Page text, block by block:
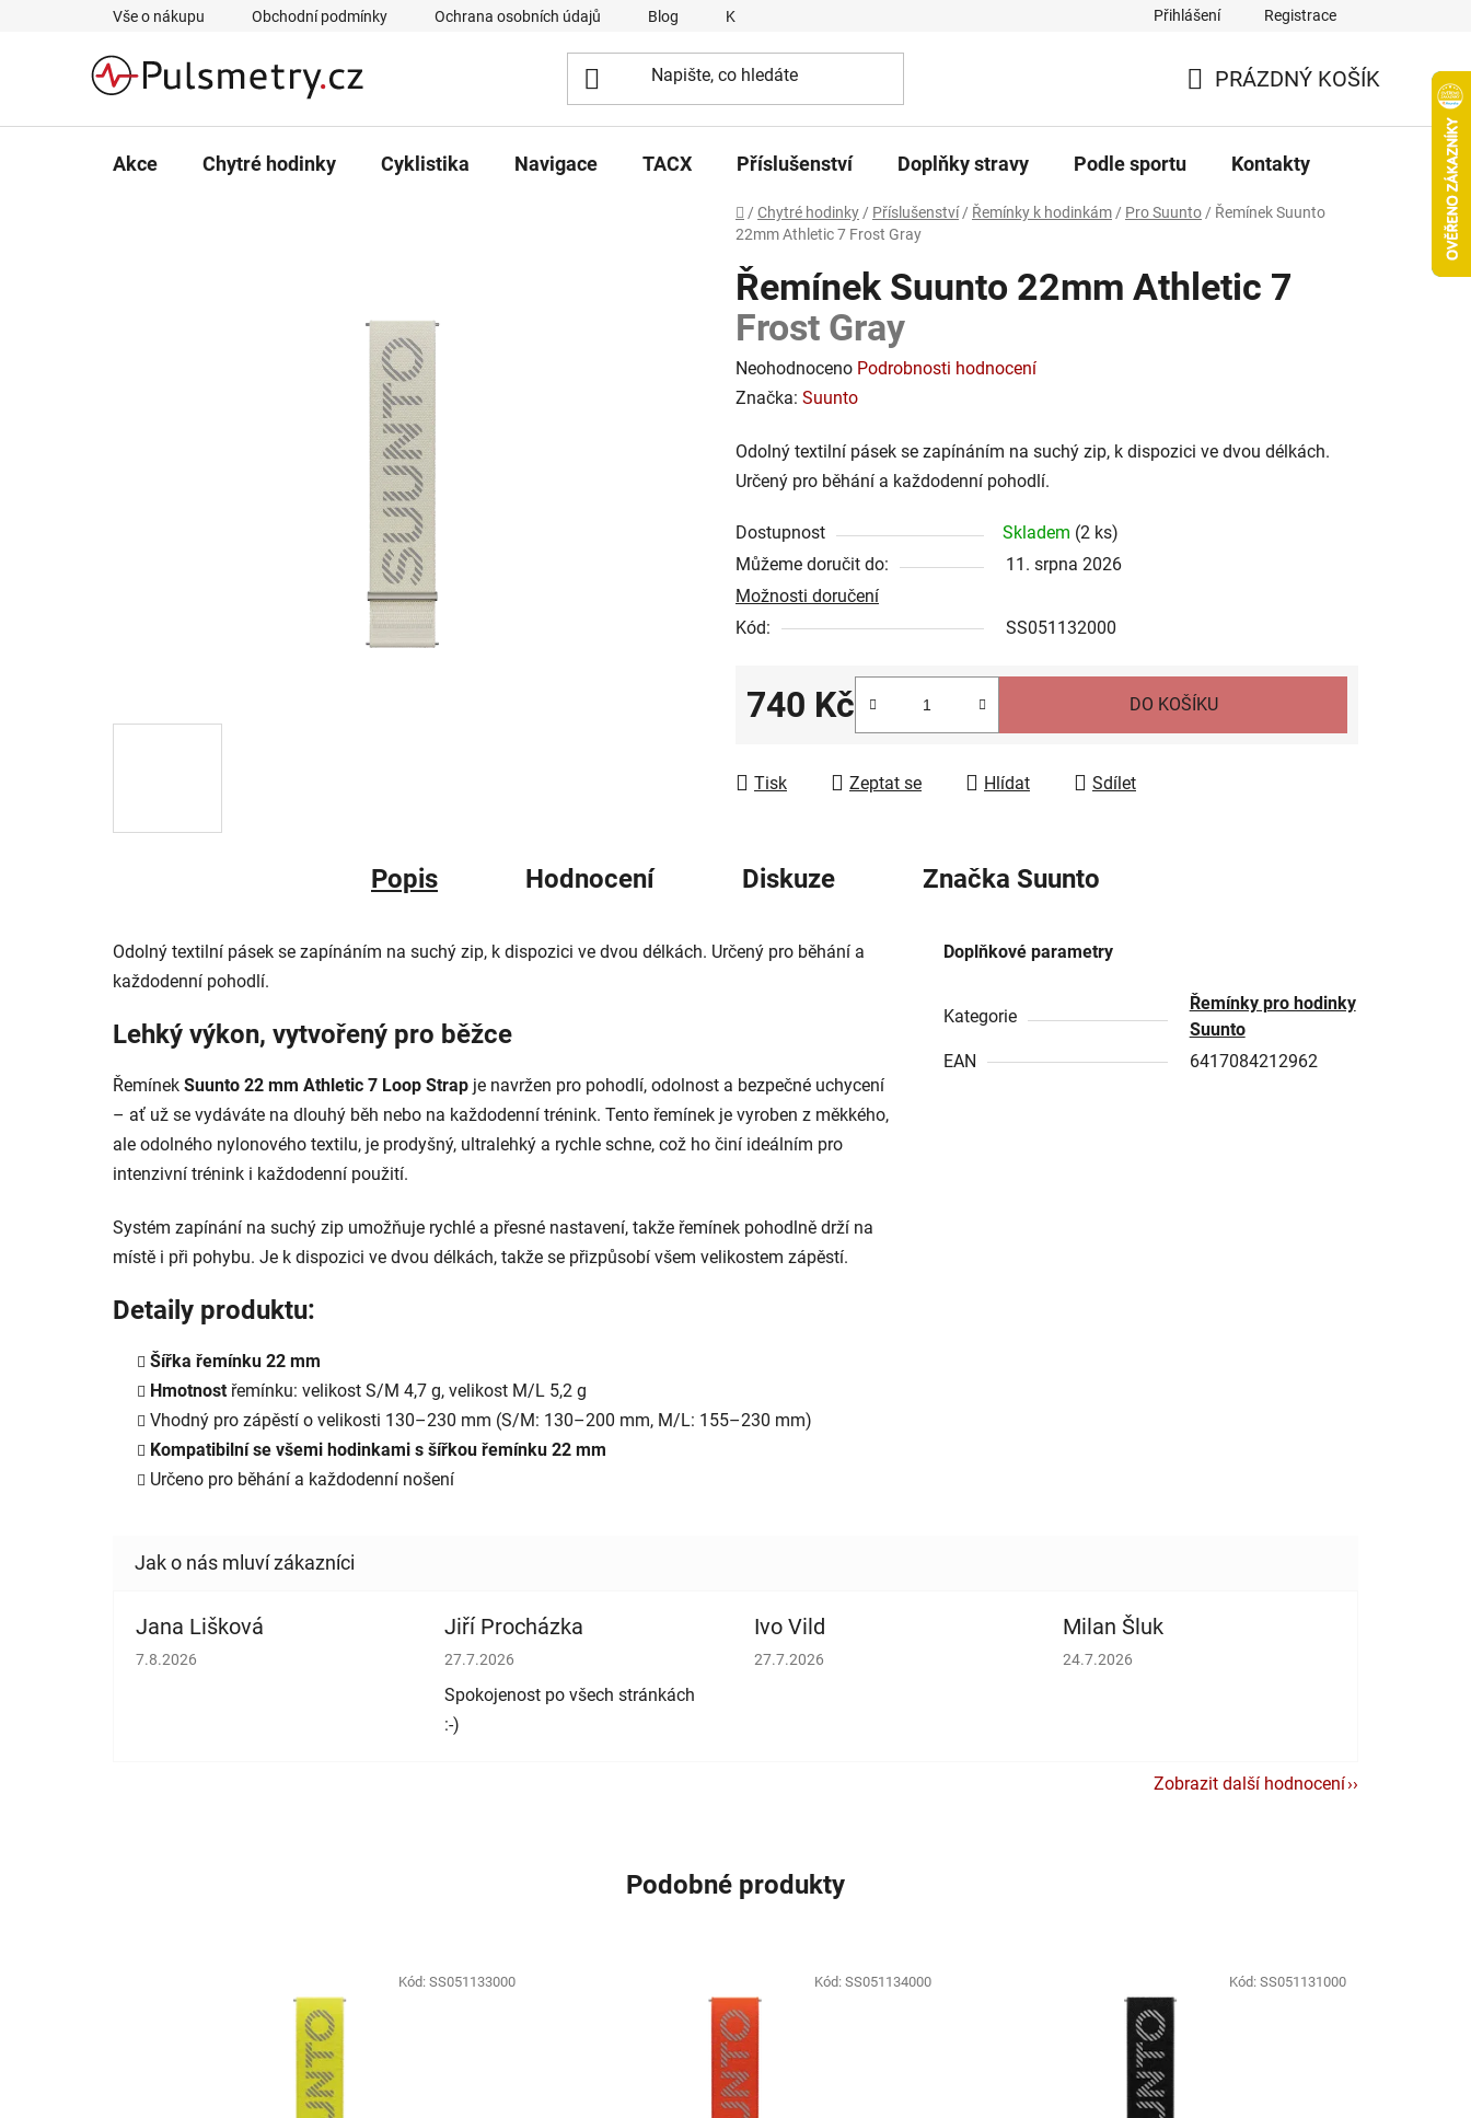
Vše o nákupu Obchodní podmínky Ochrana osobních údajů Blog Kontakty Přihlášení Registrace
KOŠÍK
PRÁZDNÝ KOŠÍK
Akce Chytré hodinky Cyklistika Navigace TACX Příslušenství Doplňky stravy Podle sportu Kontakty
Domů
/ Chytré hodinky / Příslušenství / Řemínky k hodinkám / Pro Suunto / Řemínek Suunto
22mm Athletic 7 Frost Gray
Řemínek Suunto 22mm Athletic 7
Frost Gray
Průměrné
hodnocení
je
0,0
5
hvězdiček.
Neohodnoceno Podrobnosti hodnocení
Značka: Suunto
Odolný textilní pásek se zapínáním na suchý zip, k dispozici ve dvou délkách.
Určený pro běhání a každodenní pohodlí.
Dostupnost Skladem (2 ks)
Můžeme doručit do:
11. srpna 2026
Možnosti doručení
Kód:
SS051132000
740 Kč DO KOŠÍKU
Tisk Zeptat se Hlídat Sdílet
Popis Hodnocení Diskuze Značka Suunto
Odolný textilní pásek se zapínáním na suchý zip, k dispozici ve dvou délkách. Určený pro běhání a
každodenní pohodlí.
Lehký výkon, vytvořený pro běžce
Řemínek Suunto 22 mm Athletic 7 Loop Strap je navržen pro pohodlí, odolnost a bezpečné uchycení
– ať už se vydáváte na dlouhý běh nebo na každodenní trénink. Tento řemínek je vyroben z měkkého,
ale odolného nylonového textilu, je prodyšný, ultralehký a rychle schne, což ho činí ideálním pro
intenzivní trénink i každodenní použití.
Systém zapínání na suchý zip umožňuje rychlé a přesné nastavení, takže řemínek pohodlně drží na
místě i při pohybu. Je k dispozici ve dvou délkách, takže se přizpůsobí všem velikostem zápěstí.
Detaily produktu:
Šířka řemínku 22 mm
Hmotnost řemínku: velikost S/M 4,7 g, velikost M/L 5,2 g
Vhodný pro zápěstí o velikosti 130–230 mm (S/M: 130–200 mm, M/L: 155–230 mm)
Kompatibilní se všemi hodinkami s šířkou řemínku 22 mm
Určeno pro běhání a každodenní nošení
Doplňkové parametry
Kategorie
Řemínky pro hodinky
Suunto
EAN
6417084212962
Jana Lišková
Hodnocení obchodu je 5 z 5 hvězdiček.
7.8.2026
Jiří Procházka
Hodnocení obchodu je 5 z 5 hvězdiček.
27.7.2026
Spokojenost po všech stránkách
:-)
Ivo Vild
Hodnocení obchodu je 5 z 5 hvězdiček.
27.7.2026
Milan Šluk
Hodnocení obchodu je 5 z 5 hvězdiček.
24.7.2026
Zobrazit další hodnocení
Podobné produkty
Kód:SS051133000 Kód: SS051134000 Kód: SS051131000